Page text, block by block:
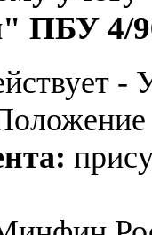
ПБУ 4/
-